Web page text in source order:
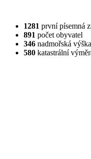
1281 první písemná
891 počet obyvatel
346 nadmořská
580 katastrální